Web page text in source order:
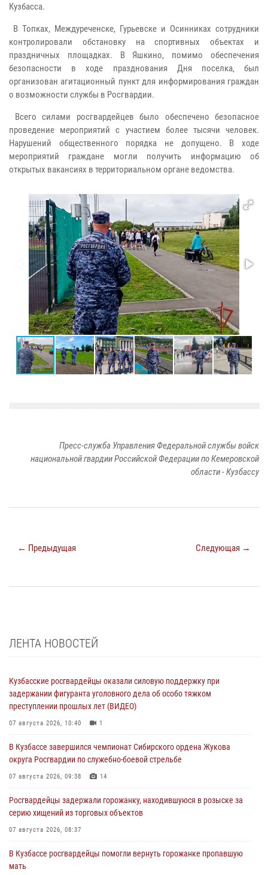
Кузбасса.
В Топках, Междуреченске, Гурьевске и Осинниках сотрудники
контролировали обстановку на спортивных объектах и
праздничных площадках. В Яшкино, помимо обеспечения
безопасности в ходе празднования Дня поселка, был
организован агитационный пункт для информирования граждан
о возможности службы в Росгвардии.
Всего силами росгвардейцев было обеспечено безопасное
проведение мероприятий с участием более тысячи человек.
Нарушений общественного порядка не допущено. В ходе
мероприятий граждане могли получить информацию об
открытых вакансиях в территориальном органе ведомства.
Пресс-служба Управления Федеральной службы войск
национальной гвардии Российской Федерации по Кемеровской
области - Кузбассу
← Предыдущая Следующая →
ЛЕНТА НОВОСТЕЙ
Кузбасские росгвардейцы оказали силовую поддержку при
задержании фигуранта уголовного дела об особо тяжком
преступлении прошлых лет (ВИДЕО)
07 августа 2026, 10:40 1
В Кузбассе завершился чемпионат Сибирского ордена Жукова
округа Росгвардии по служебно-боевой стрельбе
07 августа 2026, 09:38 14
Росгвардейцы задержали горожанку, находившуюся в розыске за
серию хищений из торговых объектов
07 августа 2026, 08:37
В Кузбассе росгвардейцы помогли вернуть горожанке пропавшую
мать